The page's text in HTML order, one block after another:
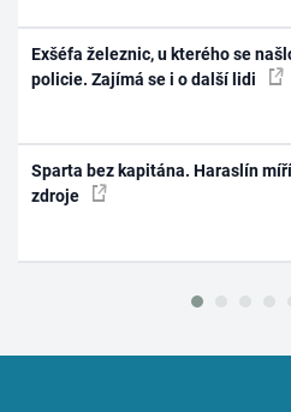
Exšéfa železnic, u kterého se
policie. Zajímá se i o další lidi
Sparta bez kapitána. Haraslín
zdroje